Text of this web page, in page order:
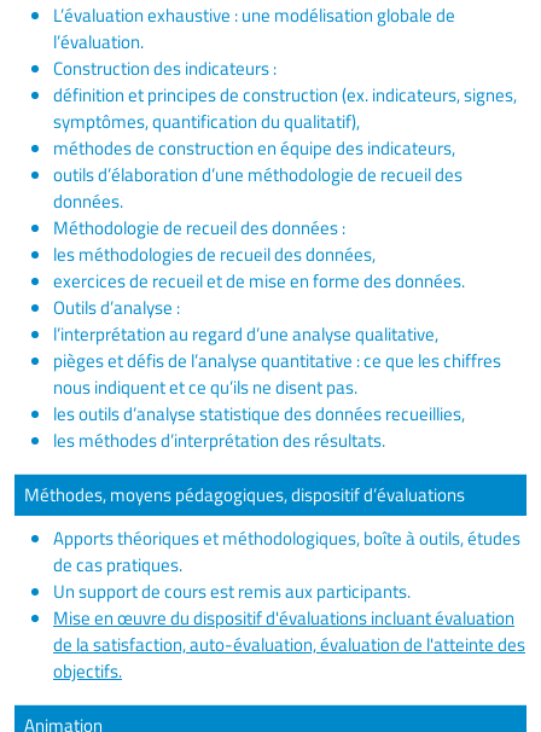
L’évaluation exhaustive : une modélisation globale de
l’évaluation.
Construction des indicateurs :
définition et principes de construction (ex. indicateurs, signes,
symptômes, quantification du qualitatif),
méthodes de construction en équipe des indicateurs,
outils d’élaboration d’une méthodologie de recueil des
données.
Méthodologie de recueil des données :
les méthodologies de recueil des données,
exercices de recueil et de mise en forme des données.
Outils d’analyse :
l’interprétation au regard d’une analyse qualitative,
pièges et défis de l’analyse quantitative : ce que les chiffres
nous indiquent et ce qu’ils ne disent pas.
les outils d’analyse statistique des données recueillies,
les méthodes d’interprétation des résultats.
Méthodes, moyens pédagogiques, dispositif d’évaluations
Apports théoriques et méthodologiques, boîte à outils, études
de cas pratiques.
Un support de cours est remis aux participants.
Mise en œuvre du dispositif d'évaluations incluant évaluation
de la satisfaction, auto-évaluation, évaluation de l'atteinte des
objectifs.
Animation